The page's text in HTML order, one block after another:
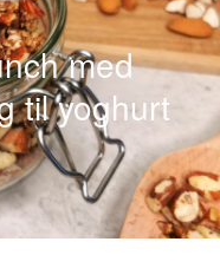
med
til yoghurt